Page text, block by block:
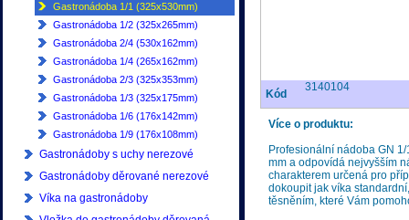
Gastronádoba 1/1 (325x530mm)
Gastronádoba 1/2 (325x265mm)
Gastronádoba 2/4 (530x162mm)
Gastronádoba 1/4 (265x162mm)
Gastronádoba 2/3 (325x353mm)
Gastronádoba 1/3 (325x175mm)
Gastronádoba 1/6 (176x142mm)
Gastronádoba 1/9 (176x108mm)
Gastronádoby s uchy nerezové
Gastronádoby děrované nerezové
Víka na gastronádoby
Kód
3140104
Více o produktu:
Profesionální nádoba GN
mm a odpovídá nejvyšším
charakterem určená pro
dokoupit jak víka
těsněním, které Vám